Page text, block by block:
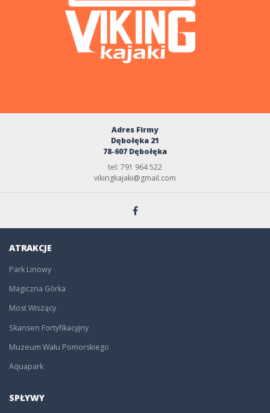
Adres Firmy
Dębołęka 21
78-607 Dębołęka
tel: 791 964 522
vikingkajaki@gmail.com
ATRAKCJE
Park Linowy
Magiczna Górka
Most Wiszący
Skansen Fortyfikacyjny
Muzeum Wału Pomorskiego
Aquapark
SPŁYWY